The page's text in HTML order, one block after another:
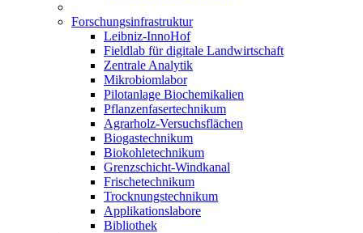
Forschungsinfrastruktur
Leibniz-InnoHof
Fieldlab für digitale Landwirtschaft
Zentrale Analytik
Mikrobiomlabor
Pilotanlage Biochemikalien
Pflanzenfasertechnikum
Agrarholz-Versuchsflächen
Biogastechnikum
Biokohletechnikum
Grenzschicht-Windkanal
Frischetechnikum
Trocknungstechnikum
Applikationslabore
Bibliothek